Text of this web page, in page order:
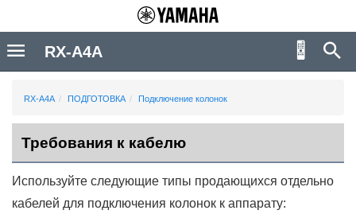
RX-A4A ПОДГОТОВКА Подключение колонок
Требования к кабелю
Используйте следующие типы продающихся отдельно
кабелей для подключения колонок к аппарату:
RX-A4A